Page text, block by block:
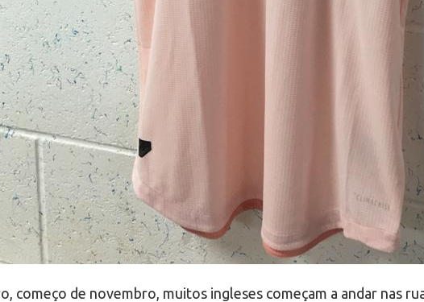
começo de novembro, muitos ingleses começam a andar nas